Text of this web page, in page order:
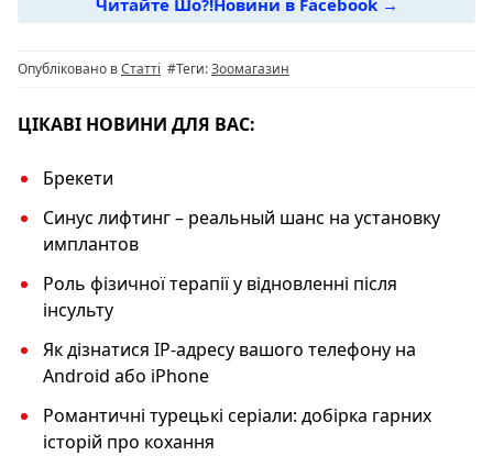
b
o
k
ra
m
A
p
Li
n
Читайте Шо?!Новини в Facebook →
Опубліковано вСтатті #Теги:Зоомагазин
ЦІКАВІ НОВИНИ ДЛЯ ВАС:
Брекети
Синус лифтинг – реальный шанс на установку
имплантов
Роль фізичної терапії у відновленні після
інсульту
Як дізнатися IP-адресу вашого телефону на
Android або iPhone
Романтичні турецькі серіали: добірка гарних
історій про кохання